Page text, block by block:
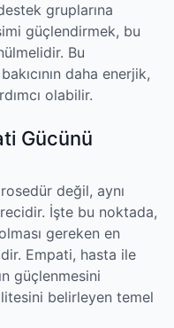
gruplarına
güçlendirmek, bu
Bu
daha enerjik,
olabilir.
Gücünü
değil, aynı
İşte bu noktada,
gereken en
Empati, hasta ile
güçlenmesini
belirleyen temel